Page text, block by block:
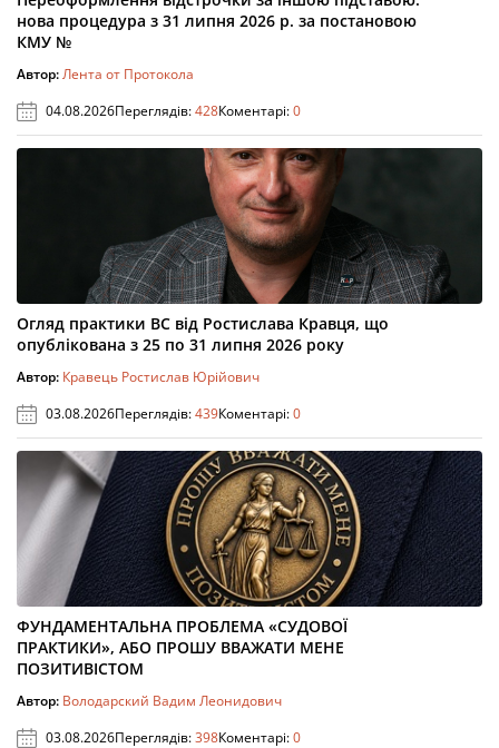
нова процедура з 31 липня 2026 р. за постановою
КМУ №
Автор:Лента от Протокола
04.08.2026Переглядів:428Коментарі:0
Огляд практики ВС від Ростислава Кравця, що
опублікована з 25 по 31 липня 2026 року
Автор: Кравець Ростислав Юрійович
03.08.2026Переглядів:439Коментарі:0
ФУНДАМЕНТАЛЬНА ПРОБЛЕМА «СУДОВОЇ
ПРАКТИКИ», АБО ПРОШУ ВВАЖАТИ МЕНЕ
ПОЗИТИВІСТОМ
Автор: Володарский Вадим Леонидович
03.08.2026Переглядів:398Коментарі:0